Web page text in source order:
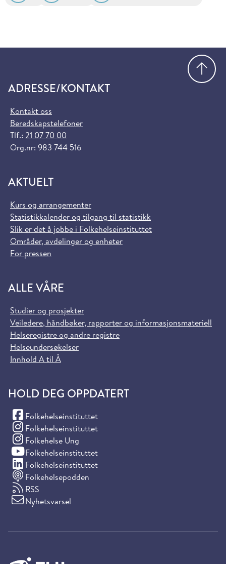
ADRESSE/KONTAKT
Kontakt oss
Beredskapstelefoner
Tlf.: 21 07 70 00
Org.nr: 983 744 516
AKTUELT
Kurs og arrangementer
Statistikkalender og tilgang til statistikk
Slik er det å jobbe i Folkehelseinstituttet
Områder, avdelinger og enheter
For pressen
ALLE VÅRE
Studier og prosjekter
Veiledere, håndbøker, rapporter og informasjonsmateriell
Helseregistre og andre registre
Helseundersøkelser
Innhold A til Å
HOLD DEG OPPDATERT
Folkehelseinstituttet
(Facebook)
Folkehelseinstituttet
(Instagram)
Folkehelse Ung
(Instagram)
Folkehelseinstituttet
(YouTube)
Folkehelseinstituttet
(LinkedIn)
Folkehelsepodden
RSS
Nyhetsvarsel